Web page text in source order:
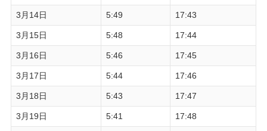
3月14日 5:49 17:43
3月15日 5:48 17:44
3月16日 5:46 17:45
3月17日 5:44 17:46
3月18日 5:43 17:47
3月19日 5:41 17:48